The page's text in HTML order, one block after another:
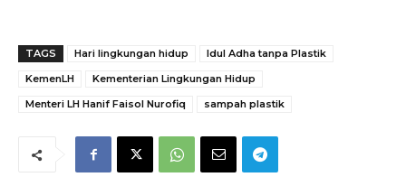
TAGS Hari lingkungan hidup
Idul Adha tanpa Plastik
KemenLH
Kementerian Lingkungan Hidup
Menteri LH Hanif Faisol Nurofiq
sampah plastik